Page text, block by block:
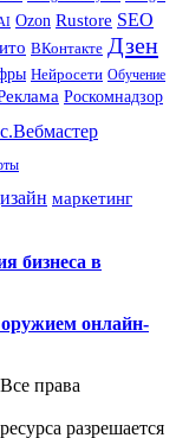
Ozon Rustore SEO
ВКонтакте Дзен
Нейросети Обучение
Роскомнадзор
маркетинг
бизнеса в
онлайн-
права
разрешается